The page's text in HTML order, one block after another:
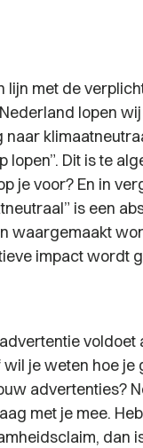
lijn met de
lopen
Dit is te
je voor? En in
is een
waargemaakt
impact wordt
je weten hoe je
advertenties?
met je mee.
dan